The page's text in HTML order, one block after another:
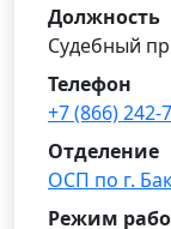
Должность
Судебный
Телефон
+7 (866) 242-
Отделение
ОСП по г.
Режим